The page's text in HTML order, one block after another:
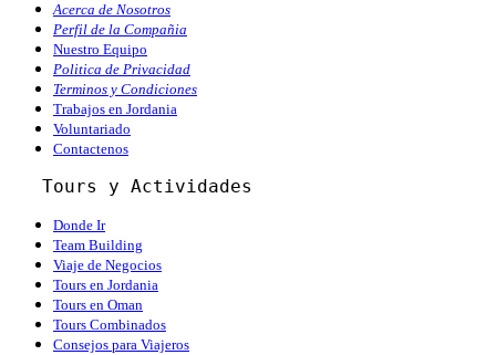
Acerca de Nosotros
Perfil de la Compañia
Nuestro Equipo
Politica de Privacidad
Terminos y Condiciones
Trabajos en Jordania
Voluntariado
Contactenos
Tours y Actividades
Donde Ir
Team Building
Viaje de Negocios
Tours en Jordania
Tours en Oman
Tours Combinados
Consejos para Viajeros